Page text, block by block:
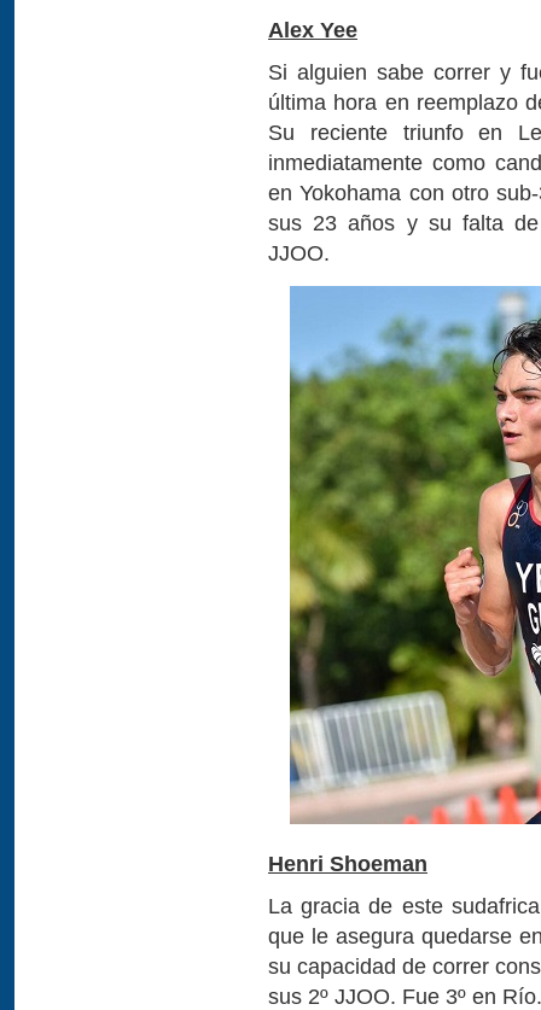
Alex Yee
Si alguien sabe correr y
última hora en reemplazo
Su reciente triunfo en
inmediatamente como
en Yokohama con otro
sus 23 años y su falta de
JJOO.
Henri Shoeman
La gracia de este
que le asegura quedarse
su capacidad de correr
sus 2º JJOO. Fue 3º en